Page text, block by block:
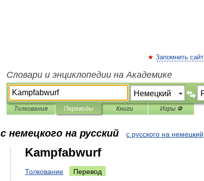
Запомнить сайт
Словари и энциклопедии на Академике
Толкования Переводы Книги Игры ⚽
с немецкого на русский с русского на немецкий
Kampfabwurf
Толкование Перевод